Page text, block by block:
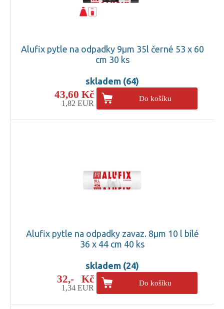
Alufix pytle na odpadky 9µm 35l černé 53 x 60
cm 30 ks
skladem (64)
43,60 Kč
1,82 EUR
Do košíku
Alufix pytle na odpadky zavaz. 8µm 10 l bílé
36 x 44 cm 40 ks
skladem (24)
32,- Kč
1,34 EUR
Do košíku